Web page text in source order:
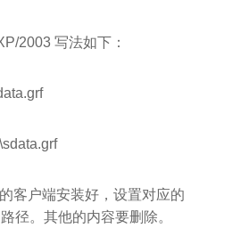
2003 写法如下：
客户端安装好，设置对应的
径。其他的内容要删除。